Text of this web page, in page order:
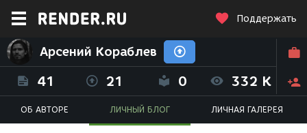
Поддержать
Арсений Кораблев
41 21 0 332 K
ОБ АВТОРЕ ЛИЧНЫЙ БЛОГ ЛИЧНАЯ ГАЛЕРЕЯ